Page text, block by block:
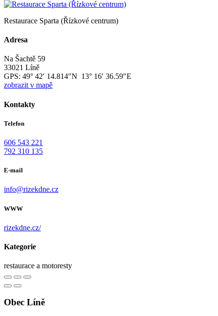
Restaurace Sparta (Řízkové centrum)
Adresa
Na Šachtě 59
33021 Líně
GPS: 49° 42′ 14.814″N 13° 16′ 36.59″E
zobrazit v mapě
Kontakty
Telefon
606 543 221
792 310 135
E-mail
info@rizekdne.cz
WWW
rizekdne.cz/
Kategorie
restaurace a motoresty
Obec Líně